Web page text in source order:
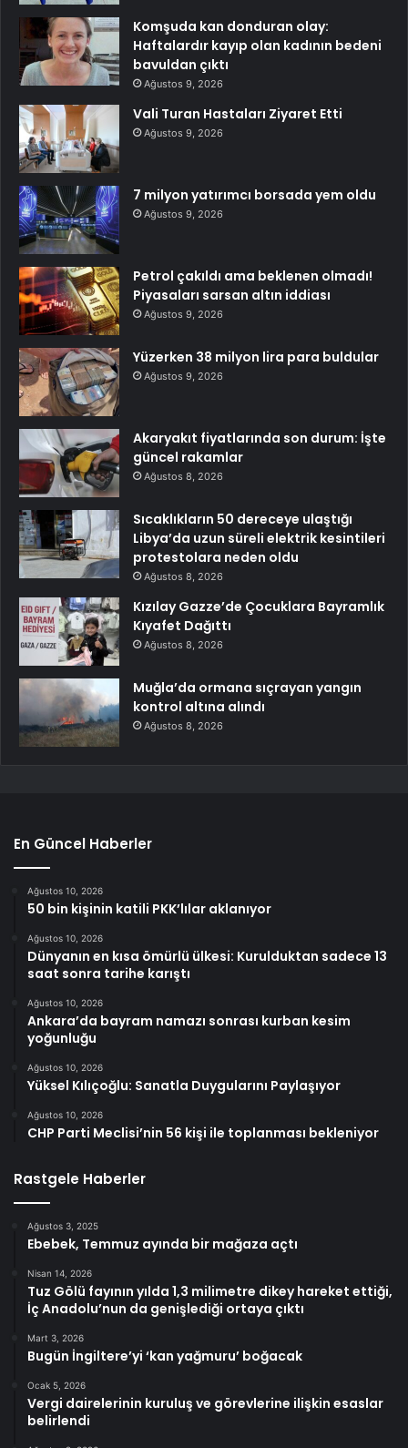
Komşuda kan donduran olay:
Haftalardır kayıp olan kadının bedeni
bavuldan çıktı
Ağustos 9, 2026
Vali Turan Hastaları Ziyaret Etti
Ağustos 9, 2026
7 milyon yatırımcı borsada yem oldu
Ağustos 9, 2026
Petrol çakıldı ama beklenen olmadı!
Piyasaları sarsan altın iddiası
Ağustos 9, 2026
Yüzerken 38 milyon lira para buldular
Ağustos 9, 2026
Akaryakıt fiyatlarında son durum: İşte
güncel rakamlar
Ağustos 8, 2026
Sıcaklıkların 50 dereceye ulaştığı
Libya’da uzun süreli elektrik kesintileri
protestolara neden oldu
Ağustos 8, 2026
Kızılay Gazze’de Çocuklara Bayramlık
Kıyafet Dağıttı
Ağustos 8, 2026
Muğla’da ormana sıçrayan yangın
kontrol altına alındı
Ağustos 8, 2026
En Güncel Haberler
Ağustos 10, 2026
50 bin kişinin katili PKK’lılar aklanıyor
Ağustos 10, 2026
Dünyanın en kısa ömürlü ülkesi: Kurulduktan sadece 13
saat sonra tarihe karıştı
Ağustos 10, 2026
Ankara’da bayram namazı sonrası kurban kesim
yoğunluğu
Ağustos 10, 2026
Yüksel Kılıçoğlu: Sanatla Duygularını Paylaşıyor
Ağustos 10, 2026
CHP Parti Meclisi’nin 56 kişi ile toplanması bekleniyor
Rastgele Haberler
Ağustos 3, 2025
Ebebek, Temmuz ayında bir mağaza açtı
Nisan 14, 2026
Tuz Gölü fayının yılda 1,3 milimetre dikey hareket ettiği,
İç Anadolu’nun da genişlediği ortaya çıktı
Mart 3, 2026
Bugün İngiltere’yi ‘kan yağmuru’ boğacak
Ocak 5, 2026
Vergi dairelerinin kuruluş ve görevlerine ilişkin esaslar
belirlendi